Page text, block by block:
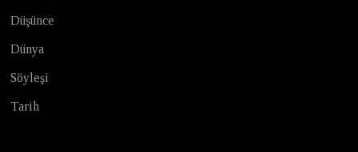
Düşünce
Dünya
Söyleşi
Tarih